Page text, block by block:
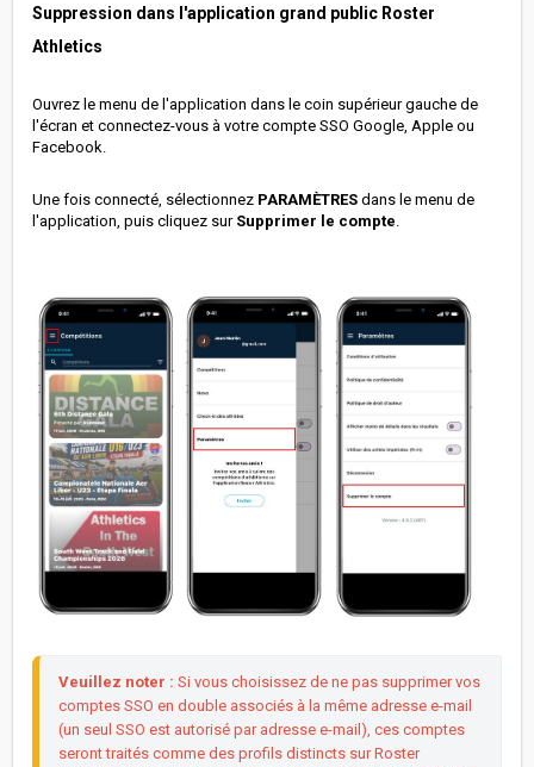
Suppression dans l'application grand public Roster
Athletics
Ouvrez le menu de l'application dans le coin supérieur gauche de
l'écran et connectez-vous à votre compte SSO Google, Apple ou
Facebook.
Une fois connecté, sélectionnez PARAMÈTRES dans le menu de
l'application, puis cliquez sur Supprimer le compte.
Veuillez noter : Si vous choisissez de ne pas supprimer vos
comptes SSO en double associés à la même adresse e-mail
(un seul SSO est autorisé par adresse e-mail), ces comptes
seront traités comme des profils distincts sur Roster